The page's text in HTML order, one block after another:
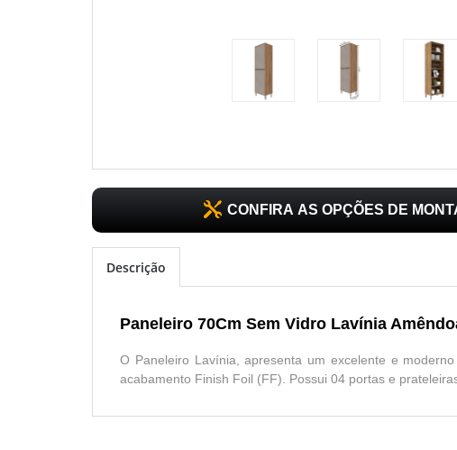
CONFIRA AS OPÇÕES DE
Descrição
Paneleiro 70Cm Sem Vidro Lavínia
O Paneleiro Lavínia, apresenta um excelente e
acabamento Finish Foil (FF). Possui 04 portas e